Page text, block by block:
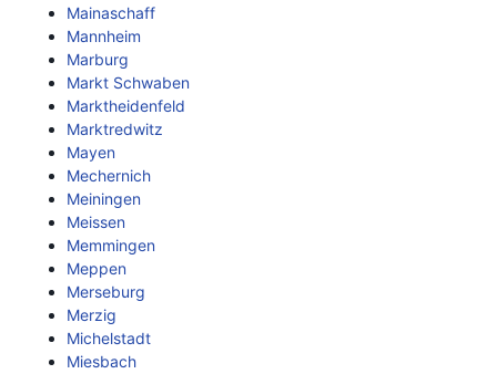
Mainaschaff
Mannheim
Marburg
Markt Schwaben
Marktheidenfeld
Marktredwitz
Mayen
Mechernich
Meiningen
Meissen
Memmingen
Meppen
Merseburg
Merzig
Michelstadt
Miesbach